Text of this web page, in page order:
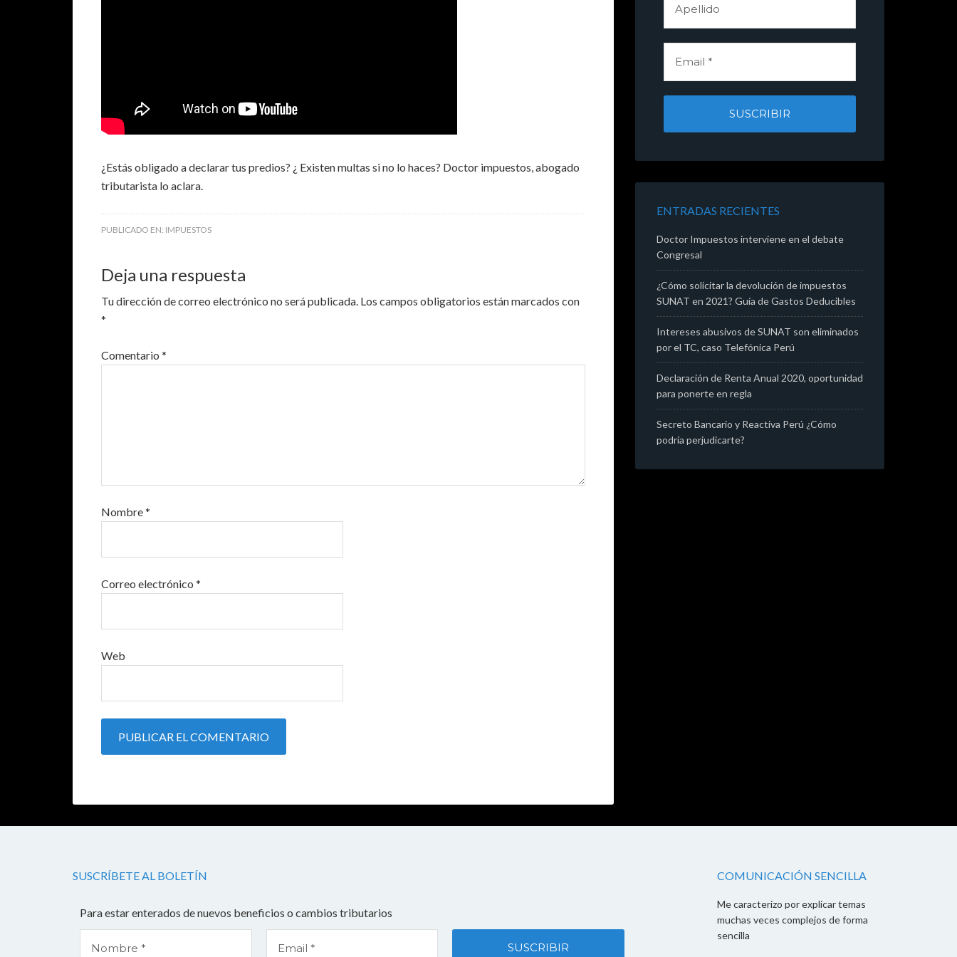
¿Estás obligado a declarar tus predios? ¿ Existen multas si no lo haces? Doctor impuestos, abogado
tributarista lo aclara.
PUBLICADO EN: IMPUESTOS
Deja una respuesta
Tu dirección de correo electrónico no será publicada. Los campos obligatorios están marcados con
*
Comentario *
Nombre*
Correo electrónico *
Web
ENTRADAS RECIENTES
Doctor Impuestos interviene en el debate
Congresal
¿Cómo solicitar la devolución de impuestos
SUNAT en 2021? Guía de Gastos Deducibles
Intereses abusivos de SUNAT son eliminados
por el TC, caso Telefónica Perú
Declaración de Renta Anual 2020, oportunidad
para ponerte en regla
Secreto Bancario y Reactiva Perú ¿Cómo
podría perjudicarte?
SUSCRÍBETE AL BOLETÍN
Para estar enterados de nuevos beneficios o cambios tributarios
COMUNICACIÓN SENCILLA
Me caracterizo por explicar temas
muchas veces complejos de forma
sencilla